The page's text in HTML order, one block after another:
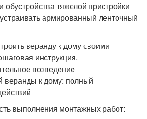
тяжелой пристройки
армированный ленточный
выполнения монтажных работ: